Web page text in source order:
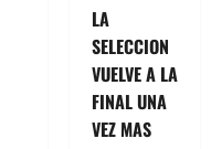
LA
SELECCION
VUELVE A LA
FINAL UNA
VEZ MAS